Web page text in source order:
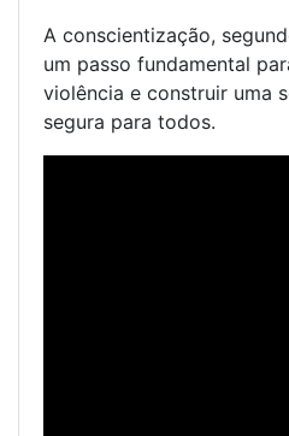
A conscientização,
um passo fundamental
violência e construir uma
segura para todos.